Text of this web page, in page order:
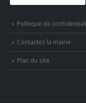
des
Politique de
Contactez la mairie
Plan du site